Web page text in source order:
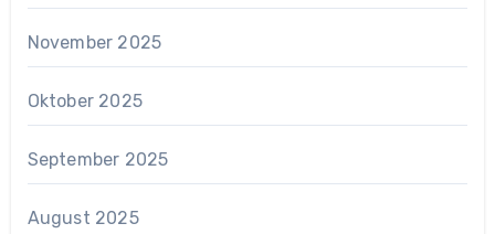
November 2025
Oktober 2025
September 2025
August 2025